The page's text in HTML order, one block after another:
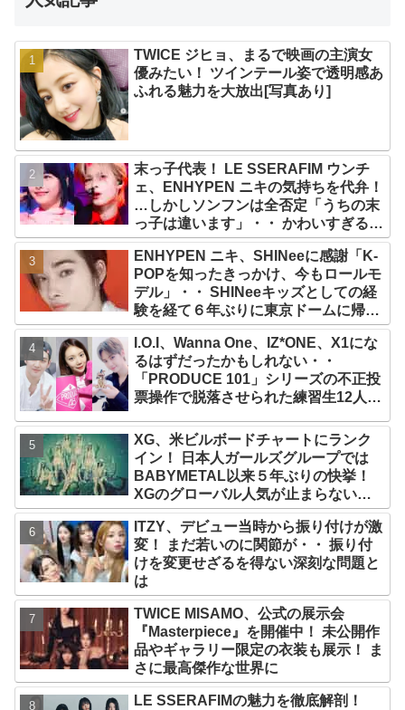
TWICE ジヒョ、まるで映画の主演女
優みたい！ ツインテール姿で透明感あ
ふれる魅力を大放出[写真あり]
末っ子代表！ LE SSERAFIM ウンチ
ェ、ENHYPEN ニキの気持ちを代弁！
…しかしソンフンは全否定「うちの末
っ子は違います」・・ かわいすぎる２
人の会話に爆笑
ENHYPEN ニキ、SHINeeに感謝「K-
POPを知ったきっかけ、今もロールモ
デル」・・ SHINeeキッズとしての経
験を経て６年ぶりに東京ドームに帰還
した感想は？
I.O.I、Wanna One、IZ*ONE、X1にな
るはずだったかもしれない・・
「PRODUCE 101」シリーズの不正投
票操作で脱落させられた練習生12人の
XG、米ビルボードチャートにランク
イン！ 日本人ガールズグループでは
BABYMETAL以来５年ぶりの快挙！
XGのグローバル人気が止まらない…
「コーチェラ2025」にも日本人唯一の
出演
ITZY、デビュー当時から振り付けが激
変！ まだ若いのに関節が・・ 振り付
けを変更せざるを得ない深刻な問題と
は
TWICE MISAMO、公式の展示会
『Masterpiece』を開催中！ 未公開作
品やギャラリー限定の衣装も展示！ ま
さに最高傑作な世界に
LE SSERAFIMの魅力を徹底解剖！